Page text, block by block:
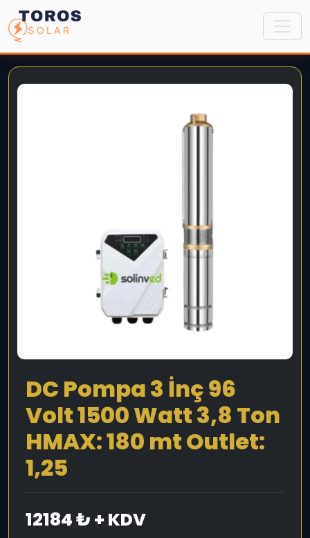
DC Pompa 3 İnç 96
Volt 1500 Watt 3,8 Ton
HMAX: 180 mt Outlet:
1,25
12184 ₺ + KDV